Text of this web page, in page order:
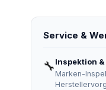
Service &
🔧Inspektion
Marken-